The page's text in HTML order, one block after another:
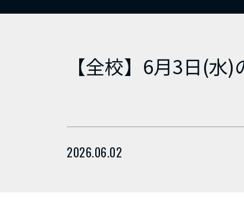
【全校】6月3日(水
2026.06.02